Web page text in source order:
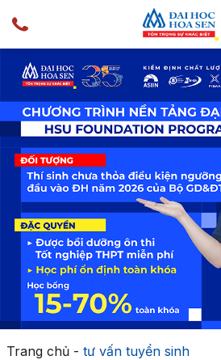
Trang chủ- tư vấn tuyển sinh